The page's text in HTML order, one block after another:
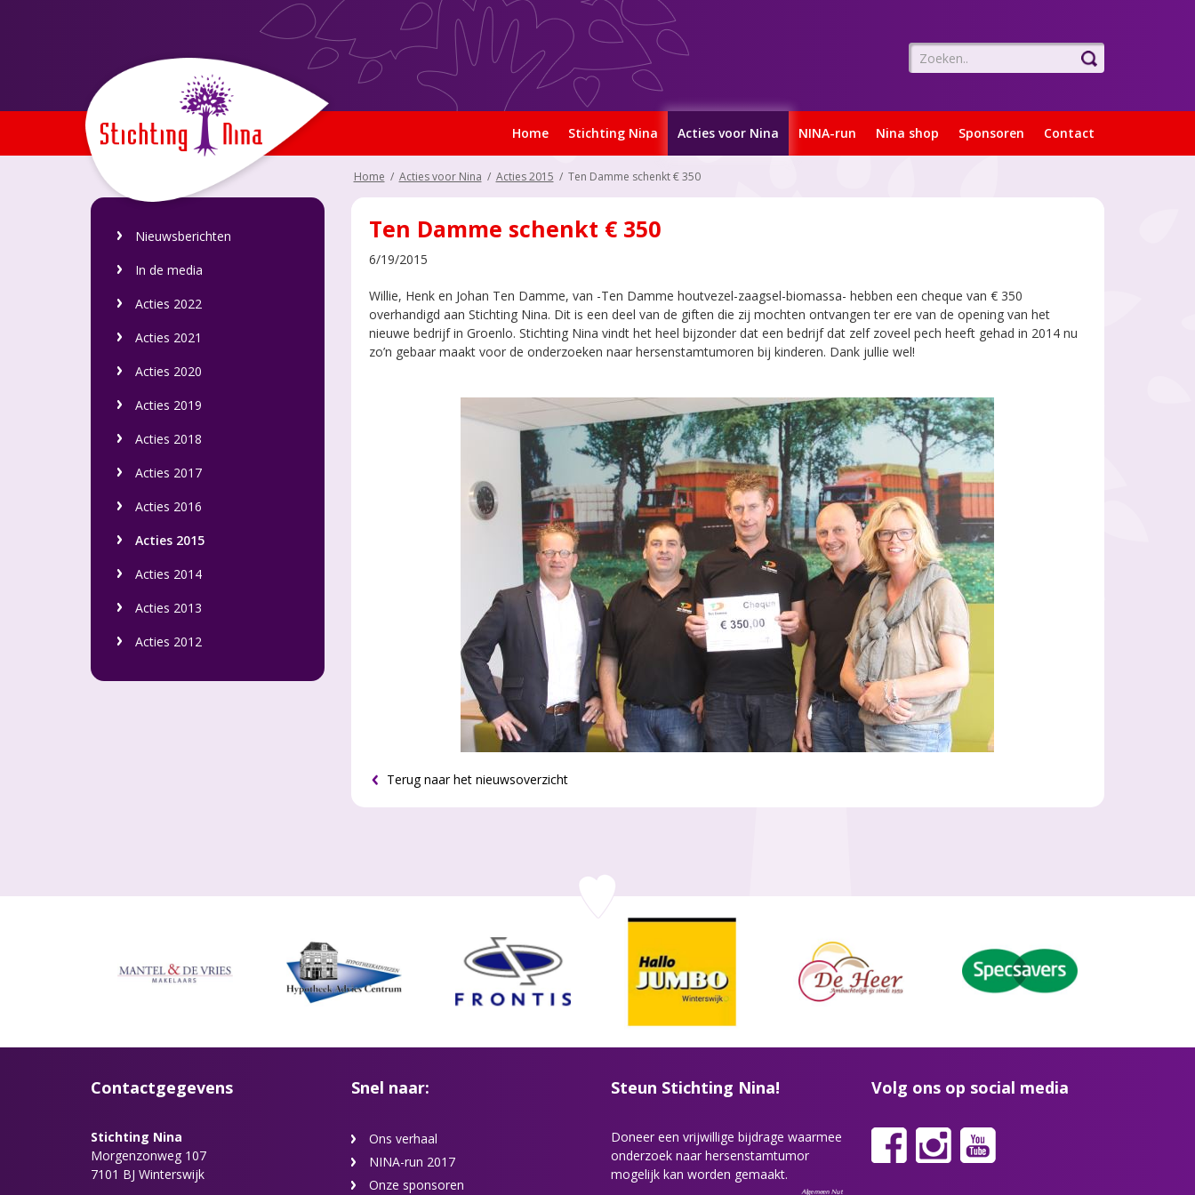
Home Stichting Nina Acties voor Nina NINA-run Nina shop Sponsoren Contact
Home / Acties voor Nina / Acties 2015 / Ten Damme schenkt € 350
Nieuwsberichten
In de media
Acties 2022
Acties 2021
Acties 2020
Acties 2019
Acties 2018
Acties 2017
Acties 2016
Acties 2015
Acties 2014
Acties 2013
Acties 2012
Ten Damme schenkt € 350
6/19/2015
Willie, Henk en Johan Ten Damme, van -Ten Damme houtvezel-zaagsel-biomassa- hebben een cheque van € 350
overhandigd aan Stichting Nina. Dit is een deel van de giften die zij mochten ontvangen ter ere van de opening van het
nieuwe bedrijf in Groenlo. Stichting Nina vindt het heel bijzonder dat een bedrijf dat zelf zoveel pech heeft gehad in 2014 nu
zo’n gebaar maakt voor de onderzoeken naar hersenstamtumoren bij kinderen. Dank jullie wel!
Terug naar het nieuwsoverzicht
Contactgegevens
Stichting Nina
Morgenzonweg 107
7101 BJ Winterswijk
Snel naar:
Ons verhaal
NINA-run 2017
Onze sponsoren
Steun Stichting Nina!
Doneer een vrijwillige bijdrage waarmee
onderzoek naar hersenstamtumor
mogelijk kan worden gemaakt.
Volg ons op social media